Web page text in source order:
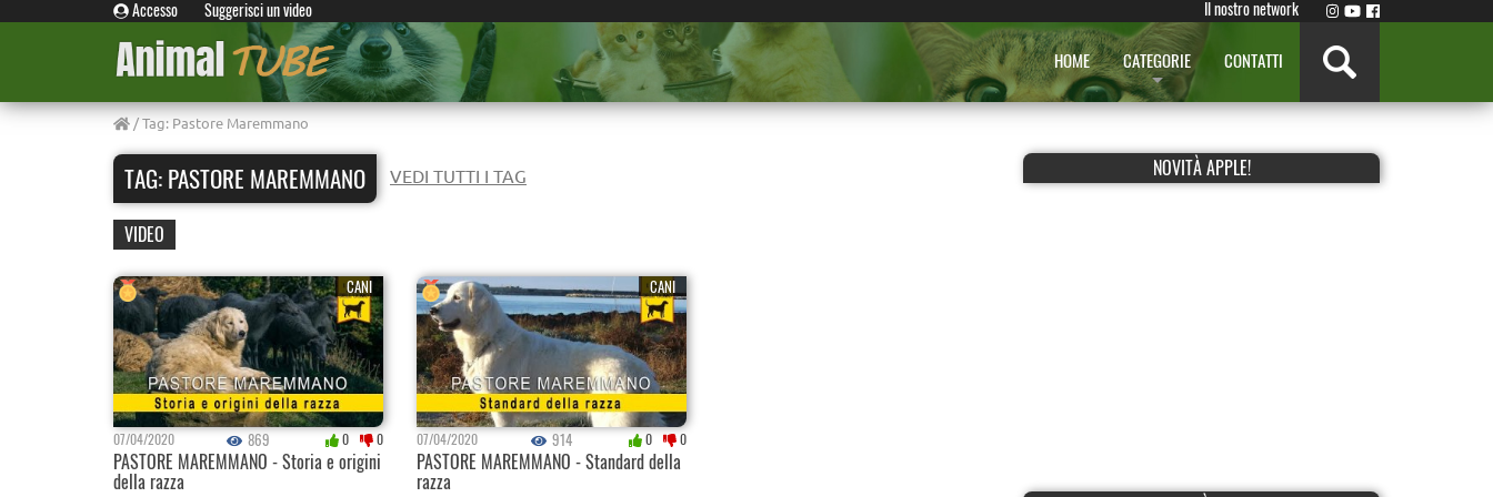
Accesso Suggerisci un video Il nostro network
HOME CATEGORIE CONTATTI
/ Tag: Pastore Maremmano
TAG: PASTORE MAREMMANO VEDI TUTTI I TAG
VIDEO
CANI
07/04/2020 869 0 0
PASTORE MAREMMANO - Storia e origini
della razza
CANI
07/04/2020 914 0 0
PASTORE MAREMMANO - Standard della
razza
NOVITÀ APPLE!